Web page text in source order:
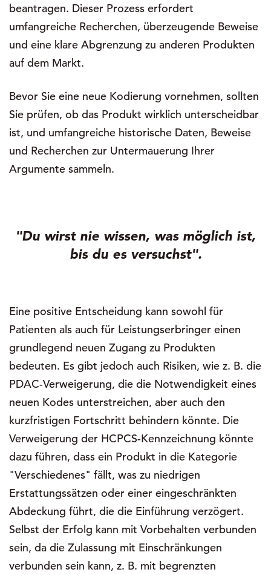
beantragen. Dieser Prozess erfordert
umfangreiche Recherchen, überzeugende Beweise
und eine klare Abgrenzung zu anderen Produkten
auf dem Markt.
Bevor Sie eine neue Kodierung vornehmen, sollten
Sie prüfen, ob das Produkt wirklich unterscheidbar
ist, und umfangreiche historische Daten, Beweise
und Recherchen zur Untermauerung Ihrer
Argumente sammeln.
"Du wirst nie wissen, was möglich ist,
bis du es versuchst".
Eine positive Entscheidung kann sowohl für
Patienten als auch für Leistungserbringer einen
grundlegend neuen Zugang zu Produkten
bedeuten. Es gibt jedoch auch Risiken, wie z. B. die
PDAC-Verweigerung, die die Notwendigkeit eines
neuen Kodes unterstreichen, aber auch den
kurzfristigen Fortschritt behindern könnte. Die
Verweigerung der HCPCS-Kennzeichnung könnte
dazu führen, dass ein Produkt in die Kategorie
"Verschiedenes" fällt, was zu niedrigen
Erstattungssätzen oder einer eingeschränkten
Abdeckung führt, die die Einführung verzögert.
Selbst der Erfolg kann mit Vorbehalten verbunden
sein, da die Zulassung mit Einschränkungen
verbunden sein kann, z. B. mit begrenzten